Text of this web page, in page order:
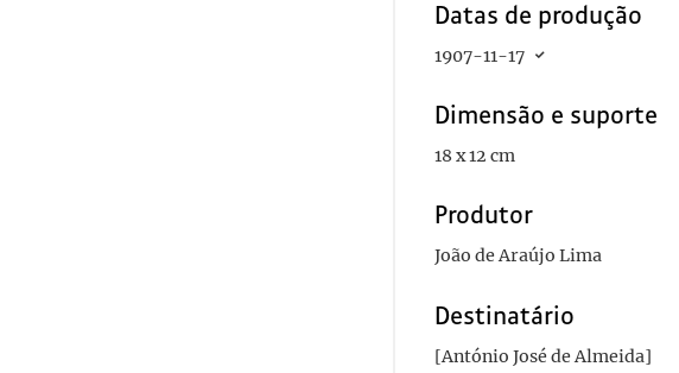
Datas de produção
1907-11-17
Dimensão e suporte
18 x 12 cm
Produtor
João de Araújo Lima
Destinatário
[António José de Almeida]